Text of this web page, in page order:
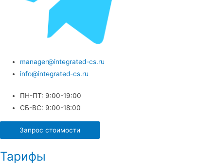
manager@integrated-cs.ru
info@integrated-cs.ru
ПН-ПТ: 9:00-19:00
СБ-ВС: 9:00-18:00
Запрос стоимости
Тарифы